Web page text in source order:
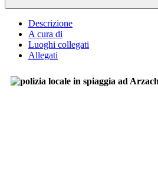
Descrizione
A cura di
Luoghi collegati
Allegati